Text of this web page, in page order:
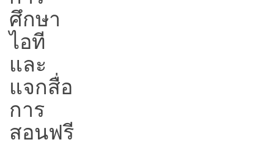
ศึกษา
ไอที
และ
แจกสื่อ
การ
สอนฟรี